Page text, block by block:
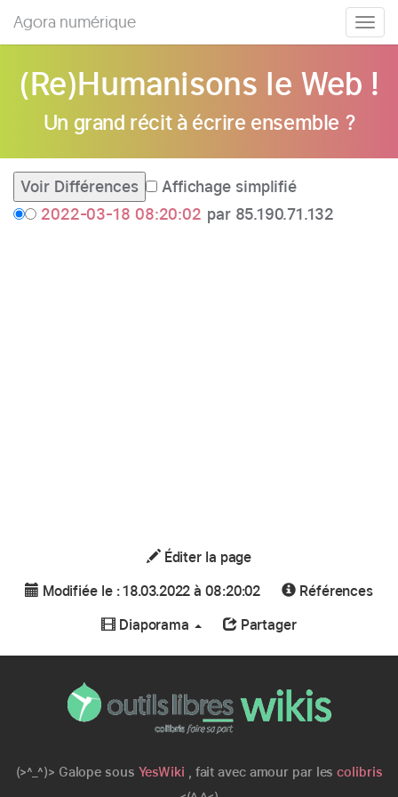
Agora numérique
(Re)Humanisons le Web !
Un grand récit à écrire ensemble ?
Affichage simplifié
2022-03-18 08:20:02 par 85.190.71.132
Éditer la page
Modifiée le : 18.03.2022 à 08:20:02
Références
Diaporama
Partager
(>^_^)> Galope sous YesWiki , fait avec amour par lescolibris